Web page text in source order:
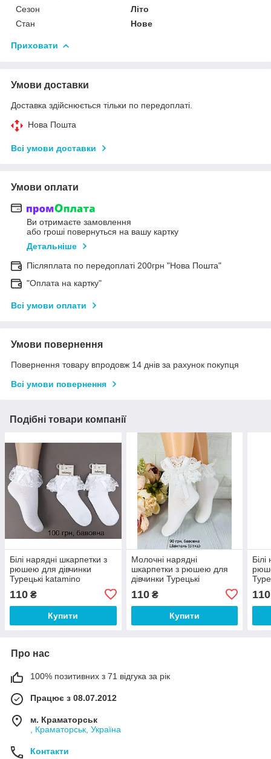
Сезон
Літо
Стан
Нове
Приховати
Умови доставки
Доставка здійснюється тільки по передоплаті.
Нова Пошта
Всі умови доставки
Умови оплати
Ви отримаєте замовлення
або гроші повернуться на вашу картку
Детальніше
Післяплата по передоплаті 200грн "Нова Пошта"
"Оплата на картку"
Всі умови оплати
Умови повернення
Повернення товару впродовж 14 днів за рахунок покупця
Всі умови повернення
Подібні товари компанії
Білі нарядні шкарпетки з
рюшею для дівчинки
Турецькі katamino
110 ₴
Купити
Молочні нарядні
шкарпетки з рюшею для
дівчинки Турецькі
110₴
Купити
110
Про нас
100% позитивних з 71 відгука за рік
Працює з 08.07.2012
м. Краматорськ
, Краматорськ, Україна
Контакти